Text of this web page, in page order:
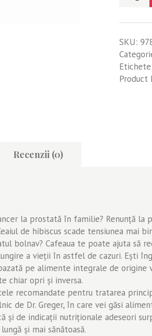
mori
SKU:
Etichete:
Product
Recenzii (0)
la prostată în familie? Renunţă la
de hibiscus scade tensiunea
bolnav? Cafeaua te poate ajuta să
a vieţii în astfel de cazuri. Eşti
pe alimente integrale de origine
chiar opri şi inversa.
recomandate pentru tratarea
de Dr. Greger, în care vei găsi
şi de indicaţii nutriţionale adeseori
şi mai sănătoasă.